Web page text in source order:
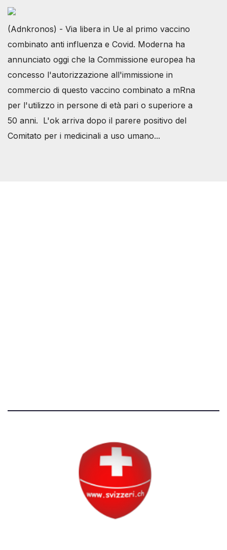
(Adnkronos) - Via libera in Ue al primo vaccino
combinato anti influenza e Covid. Moderna ha
annunciato oggi che la Commissione europea ha
concesso l'autorizzazione all'immissione in
commercio di questo vaccino combinato a mRna
per l'utilizzo in persone di età pari o superiore a
50 anni. L'ok arriva dopo il parere positivo del
Comitato per i medicinali a uso umano...